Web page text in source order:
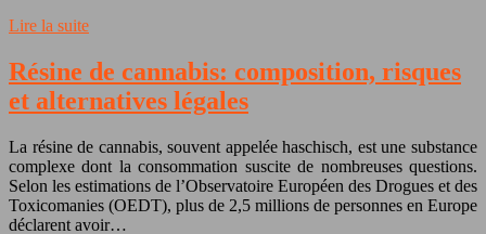
Lire la suite
Résine de cannabis: composition, risques
et alternatives légales
La résine de cannabis, souvent appelée haschisch, est une substance
complexe dont la consommation suscite de nombreuses questions.
Selon les estimations de l’Observatoire Européen des Drogues et des
Toxicomanies (OEDT), plus de 2,5 millions de personnes en Europe
déclarent avoir…